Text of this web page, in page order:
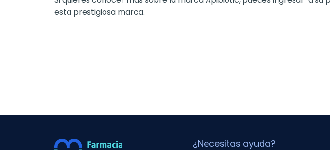
esta prestigiosa marca.
¿Necesitas ayuda?